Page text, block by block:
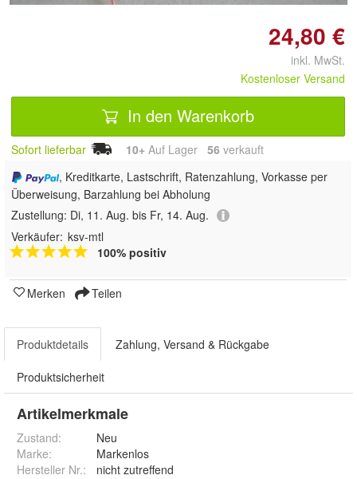
24,80 €
inkl. MwSt.
Kostenloser Versand
In den Warenkorb
Sofort lieferbar 10+ Auf Lager 56 verkauft
, Kreditkarte, Lastschrift, Ratenzahlung, Vorkasse per
Überweisung, Barzahlung bei Abholung
Zustellung: Di, 11. Aug. bis Fr, 14. Aug.
Verkäufer: ksv-mtl
100% positiv
Merken Teilen
Produktdetails Zahlung, Versand & Rückgabe
Produktsicherheit
Artikelmerkmale
Zustand:
Neu
Marke:
Markenlos
Hersteller Nr.:
nicht zutreffend